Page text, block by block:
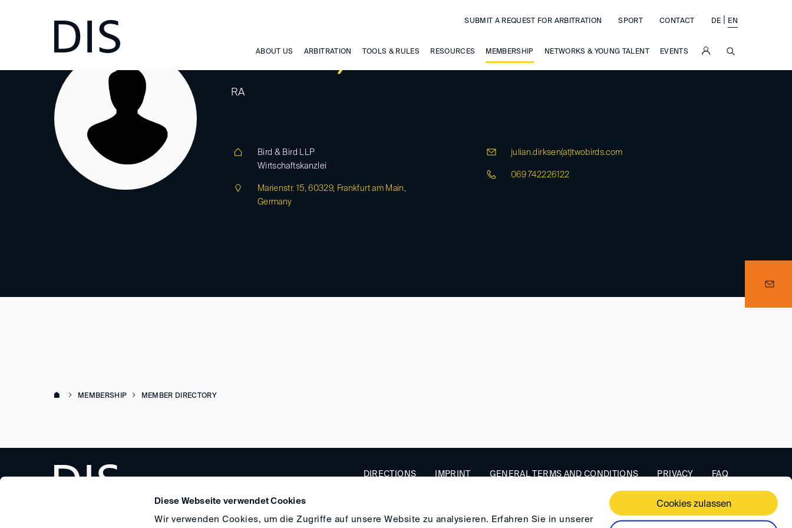
Diese Webseite verwendet Cookies
Wir verwenden Cookies, um die Zugriffe auf unsere Website zu analysieren. Erfahren Sie in unserer
Cookies zulassen
ABOUT US ARBITRATION TOOLS & RULES RESOURCES MEMBERSHIP NETWORKS & YOUNG TALENT EVENTS
SUBMIT A REQUEST FOR ARBITRATION SPORT CONTACT DE EN
Dirksen, Julian
RA
Bird & Bird LLP
Wirtschaftskanzlei
Marienstr. 15, 60329, Frankfurt am Main,
Germany
julian.dirksen(at)twobirds.com
069 742226122
MEMBERSHIP MEMBER DIRECTORY
DIRECTIONS IMPRINT GENERAL TERMS AND CONDITIONS PRIVACY FAQ